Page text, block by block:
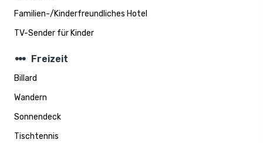
Familien-/Kinderfreundliches Hotel
TV-Sender für Kinder
steppers Freizeit
Billard
Wandern
Sonnendeck
Tischtennis